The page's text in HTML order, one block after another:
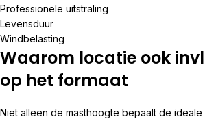
Professionele uitstraling
Levensduur
Windbelasting
Waarom locatie ook
op het formaat
Niet alleen de masthoogte bepaalt de ideale